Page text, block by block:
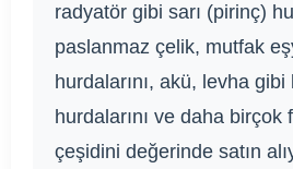
radyatör gibi sarı (pirinç)
paslanmaz çelik, mutfak
hurdalarını, akü, levha gibi
hurdalarını ve daha birçok
çeşidini değerinde satın